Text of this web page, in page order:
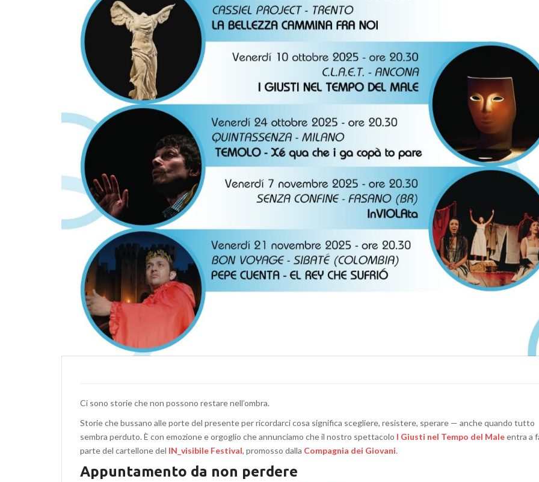
Ci sono storie che non possono restare nell’ombra.
Storie che bussano alle porte del presente per ricordarci cosa significa scegliere, resistere, sperare — anche quando tutto
sembra perduto. È con emozione e orgoglio che annunciamo che il nostro spettacolo I Giusti nel Tempo del Maleentra a
parte del cartellone del IN_visibile Festival, promosso dalla Compagnia dei Giovani.
Appuntamento da non perdere